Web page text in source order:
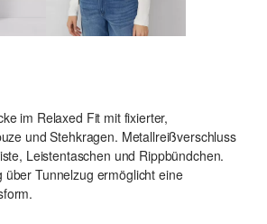
im Relaxed Fit mit fixierter,
und Stehkragen. Metallreißverschluss
Leistentaschen und Rippbündchen.
über Tunnelzug ermöglicht eine